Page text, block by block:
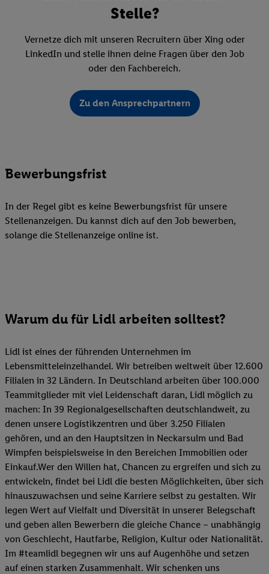
Stelle?
Vernetze dich mit unseren Recruitern über Xing oder
LinkedIn und stelle ihnen deine Fragen über den Job
oder den Fachbereich.
Zu den Ansprechpartnern
Bewerbungsfrist
In der Regel gibt es keine Bewerbungsfrist für unsere
Stellenanzeigen. Du kannst dich auf den Job bewerben,
solange die Stellenanzeige online ist.
Warum du für Lidl arbeiten solltest?
Lidl ist eines der führenden Unternehmen im
Lebensmitteleinzelhandel. Wir betreiben weltweit über 12.600
Filialen in 32 Ländern. In Deutschland arbeiten über 100.000
Teammitglieder mit viel Leidenschaft daran, Lidl möglich zu
machen: In 39 Regionalgesellschaften deutschlandweit, zu
denen unsere Logistikzentren und über 3.250 Filialen
gehören, und an den Hauptsitzen in Neckarsulm und Bad
Wimpfen beispielsweise in den Bereichen Immobilien oder
Einkauf.Wer den Willen hat, Chancen zu ergreifen und sich zu
entwickeln, findet bei Lidl die besten Möglichkeiten, über sich
hinauszuwachsen und seine Karriere selbst zu gestalten. Wir
legen Wert auf Vielfalt und Diversität in unserer Belegschaft
und geben allen Bewerbern die gleiche Chance – unabhängig
von Geschlecht, Hautfarbe, Religion, Kultur oder Nationalität.
Im #teamlidl begegnen wir uns auf Augenhöhe und setzen
auf einen starken Zusammenhalt. Wir schenken uns